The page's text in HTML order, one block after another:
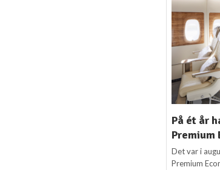
På ét år
Premium
Det var i
Premium